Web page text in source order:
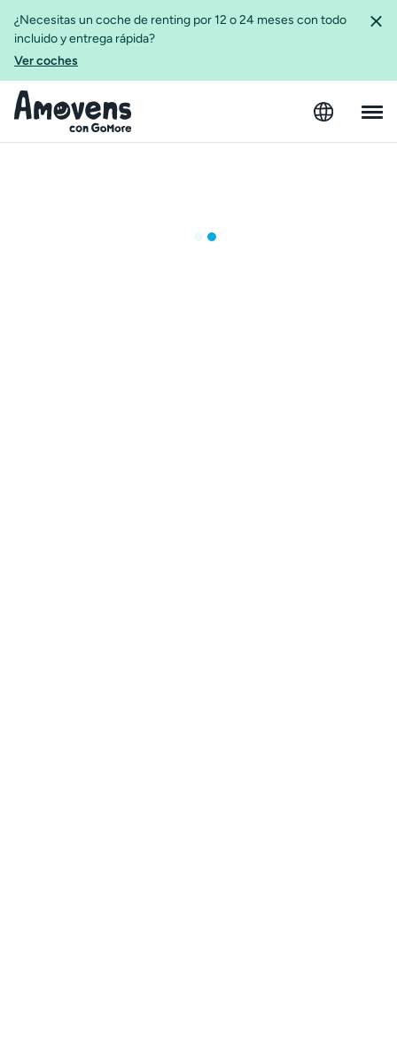
¿Necesitas un coche de renting por 12 o 24 meses con todo
incluido y entrega rápida?
Ver coches